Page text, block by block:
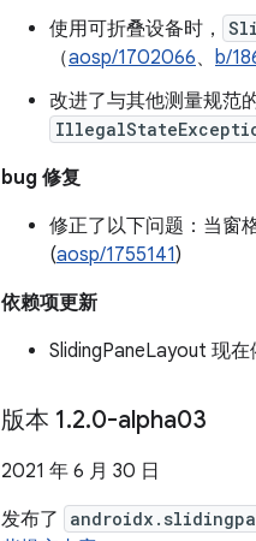
使用可折叠设备时，
（aosp/1702066、 b/
改进了与其他测量规范
bug 修复
修正了以下问题：当窗
(aosp/1755141)
依赖项更新
SlidingPaneLayout 现在
版本 1.2.0-alpha03
2021 年 6 月 30 日
发布了